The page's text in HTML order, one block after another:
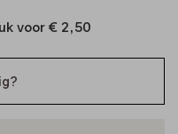
voor € 2,50